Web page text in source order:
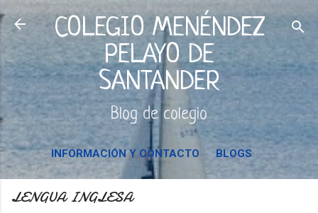
Ir al contenido principal
COLEGIO MENÉNDEZ
PELAYO DE
SANTANDER
Blog de colegio
INFORMACIÓN Y CONTACTO BLOGS
LENGUA INGLESA